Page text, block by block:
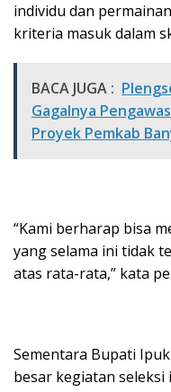
individu dan
kriteria masuk dalam
BACA JUGA :
Gagalnya
Proyek Pemkab
“Kami berharap bisa
yang selama ini tidak
atas rata-rata,” kata
Sementara Bupati
besar kegiatan